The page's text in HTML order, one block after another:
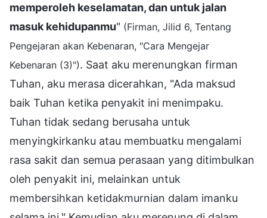
memperoleh keselamatan, dan untuk jalan
masuk kehidupanmu" (Firman, Jilid 6, Tentang
Pengejaran akan Kebenaran, "Cara Mengejar
Kebenaran (3)"). Saat aku merenungkan firman
Tuhan, aku merasa dicerahkan, "Ada maksud
baik Tuhan ketika penyakit ini menimpaku.
Tuhan tidak sedang berusaha untuk
menyingkirkanku atau membuatku mengalami
rasa sakit dan semua perasaan yang ditimbulkan
oleh penyakit ini, melainkan untuk
membersihkan ketidakmurnian dalam imanku